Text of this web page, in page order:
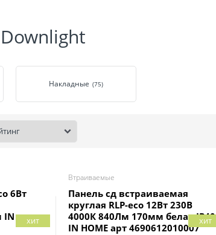
Накладные (75)
6Вт
IN
хит
Втраиваемые
Панель сд встраиваемая
круглая RLP-eco 12Вт 230В
4000К 840Лм 170мм белая IP40
IN HOME арт 4690612010007
хит